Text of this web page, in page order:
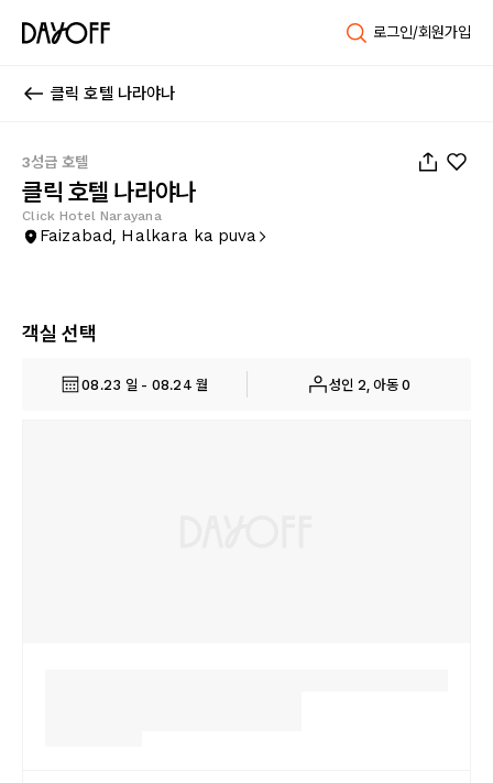
로그인/회원가입
클릭 호텔 나라야나
3성급 호텔
클릭 호텔 나라야나
Click Hotel Narayana
Faizabad, Halkara ka puva
객실 선택
08.23 일 - 08.24 월 성인 2, 아동 0